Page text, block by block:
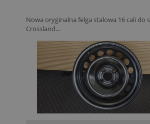
Nowa oryginalna felga stalowa 16 cali do
Crossland...